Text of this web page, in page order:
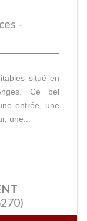
-
situé en
Ce bel
entrée, une
une...